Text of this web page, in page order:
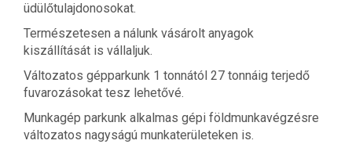
üdülőtulajdonosokat.
Természetesen a nálunk vásárolt anyagok
kiszállítását is vállaljuk.
Változatos gépparkunk 1 tonnától 27 tonnáig terjedő
fuvarozásokat tesz lehetővé.
Munkagép parkunk alkalmas gépi földmunkavégzésre
változatos nagyságú munkaterületeken is.